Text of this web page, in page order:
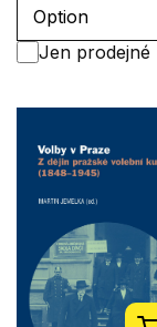
Jen prodejné